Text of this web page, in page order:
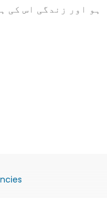
ہو اور زندگی اس کی